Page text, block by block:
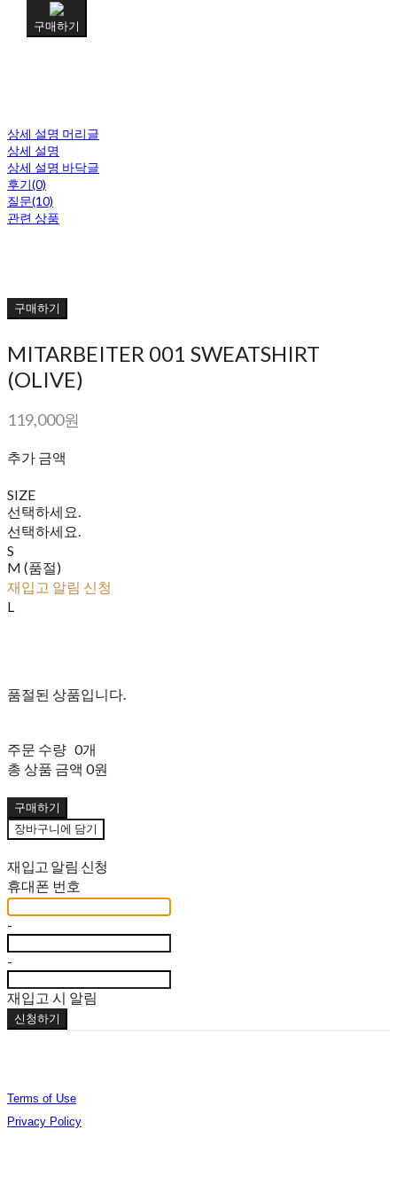
구매하기
상세 설명 머리글
상세 설명
상세 설명 바닥글
후기(0)
질문(10)
관련 상품
구매하기
MITARBEITER 001 SWEATSHIRT
(OLIVE)
119,000원
추가 금액
SIZE
선택하세요.
선택하세요.
S
M (품절)
재입고 알림 신청
L
품절된 상품입니다.
주문 수량 0개
총 상품 금액 0원
구매하기
장바구니에 담기
재입고 알림 신청
휴대폰 번호
-
-
재입고 시 알림
신청하기
Terms of Use
Privacy Policy